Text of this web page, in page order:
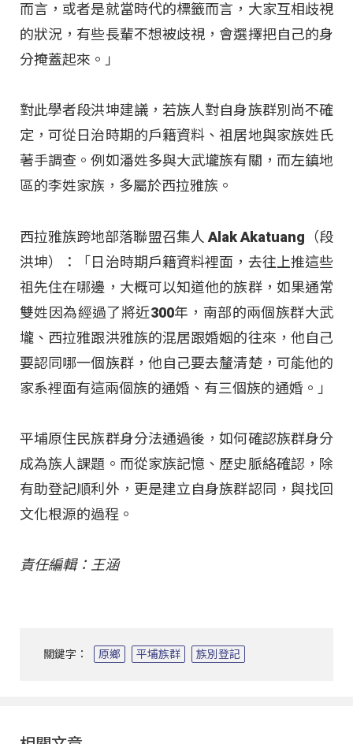
而言，或者是就當時代的標籤而言，大家互相歧視
的狀況，有些長輩不想被歧視，會選擇把自己的身
分掩蓋起來。」
對此學者段洪坤建議，若族人對自身族群別尚不確
定，可從日治時期的戶籍資料、祖居地與家族姓氏
著手調查。例如潘姓多與大武壠族有關，而左鎮地
區的李姓家族，多屬於西拉雅族。
西拉雅族跨地部落聯盟召集人 Alak Akatuang（段
洪坤）：「日治時期戶籍資料裡面，去往上推這些
祖先住在哪邊，大概可以知道他的族群，如果通常
雙姓因為經過了將近300年，南部的兩個族群大武
壠、西拉雅跟洪雅族的混居跟婚姻的往來，他自己
要認同哪一個族群，他自己要去釐清楚，可能他的
家系裡面有這兩個族的通婚、有三個族的通婚。」
平埔原住民族群身分法通過後，如何確認族群身分
成為族人課題。而從家族記憶、歷史脈絡確認，除
有助登記順利外，更是建立自身族群認同，與找回
文化根源的過程。
責任編輯：王涵
關鍵字： 原鄉 平埔族群 族別登記